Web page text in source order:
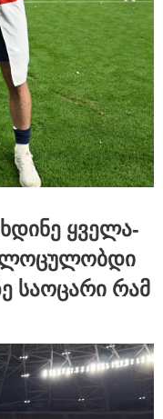
ნია იმნაძე
ყვე­ლა­
ლო­ცუ­ლობ­დი
სა­ო­ცა­რი რამ